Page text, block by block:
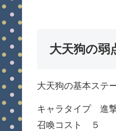
大天狗の弱
大天狗の基本ステ
キャラタイプ 進撃
召喚コスト ５